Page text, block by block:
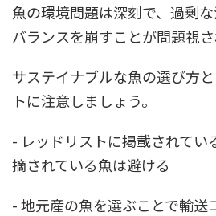
魚の環境問題は深刻で、過剰
バランスを崩すことが問題視さ
サステイナブルな魚の選び方
トに注意しましょう。
- レッドリストに掲載されてい
摘されている魚は避ける
- 地元産の魚を選ぶことで輸送